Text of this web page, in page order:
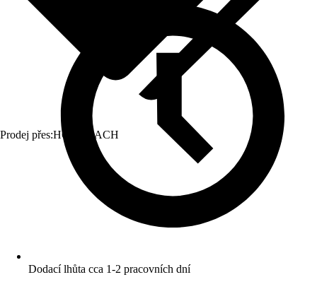
Prodej přes:HORNBACH
Dodací lhůta cca 1-2 pracovních dní